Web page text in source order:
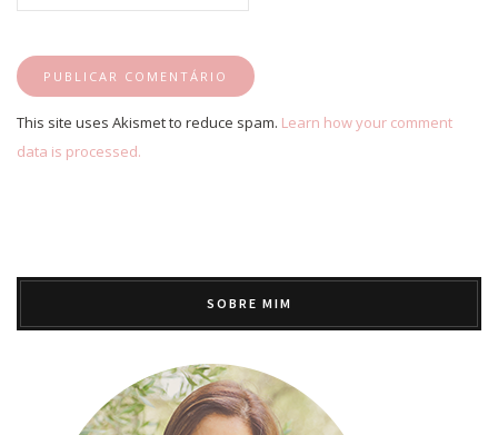
This site uses Akismet to reduce spam. Learn how your comment
data is processed.
SOBRE MIM